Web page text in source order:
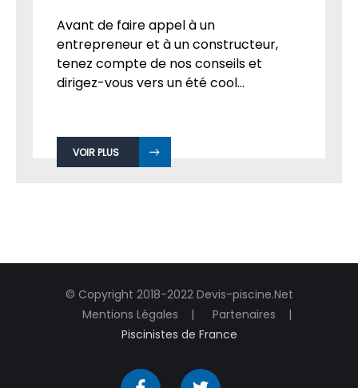
Avant de faire appel à un
entrepreneur et à un constructeur,
tenez compte de nos conseils et
dirigez-vous vers un été cool...
VOIR PLUS
© Copyright 2018-2022 Devis-piscine.Net
Mentions Légales
Partenaires
Piscinistes de France